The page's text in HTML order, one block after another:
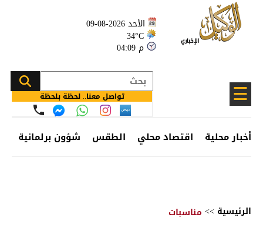
الأحد 2026-08-09
34°C
04:09 م
☰ تواصل معنا.. لحظة بلحظة
أخبار محلية اقتصاد محلي الطقس شؤون برلمانية
الرئيسية >> مناسبات